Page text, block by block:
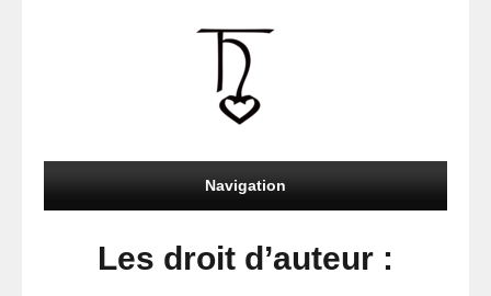
Navigation
Les droit d’auteur :